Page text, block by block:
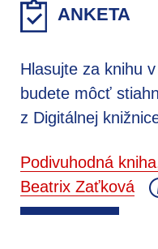
ANKETA
Hlasujte za knihu
budete môcť
z Digitálnej
Podivuhodná
Beatrix Zaťková